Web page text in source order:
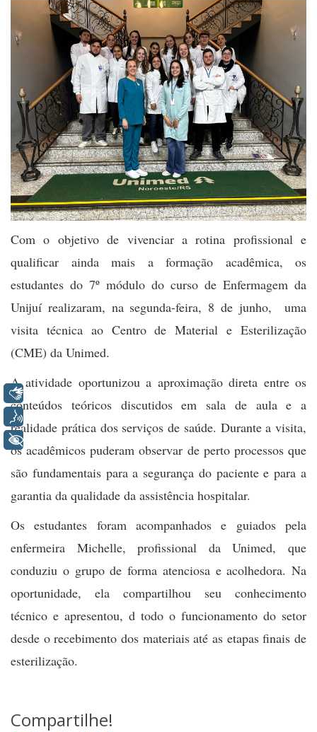
Com o objetivo de vivenciar a rotina profissional e
qualificar ainda mais a formação acadêmica, os
estudantes do 7º módulo do curso de Enfermagem da
Unijuí realizaram, na segunda-feira, 8 de junho, uma
visita técnica ao Centro de Material e Esterilização
(CME) da Unimed.
A atividade oportunizou a aproximação direta entre os
conteúdos teóricos discutidos em sala de aula e a
realidade prática dos serviços de saúde. Durante a visita,
os acadêmicos puderam observar de perto processos que
são fundamentais para a segurança do paciente e para a
garantia da qualidade da assistência hospitalar.
Os estudantes foram acompanhados e guiados pela
enfermeira Michelle, profissional da Unimed, que
conduziu o grupo de forma atenciosa e acolhedora. Na
oportunidade, ela compartilhou seu conhecimento
técnico e apresentou, d todo o funcionamento do setor
desde o recebimento dos materiais até as etapas finais de
esterilização.
Compartilhe!
+ Acessibilidade